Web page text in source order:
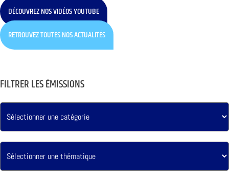
DÉCOUVREZ NOS VIDÉOS YOUTUBE
RETROUVEZ TOUTES NOS ACTUALITÉS
FILTRER LES ÉMISSIONS